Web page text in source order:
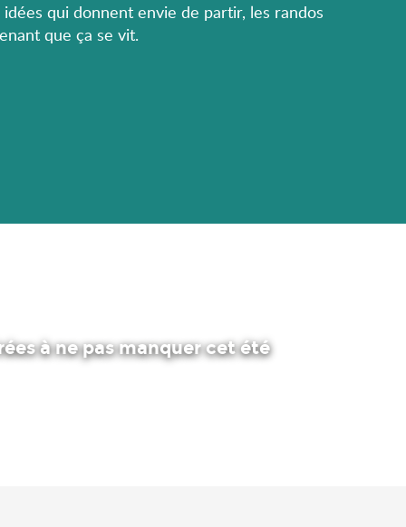
qui donnent envie de partir, les randos
que ça se vit.
à ne pas manquer cet été